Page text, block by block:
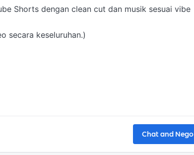
Shorts dengan clean cut dan musik sesuai vibe
secara keseluruhan.)
Chat and Nego